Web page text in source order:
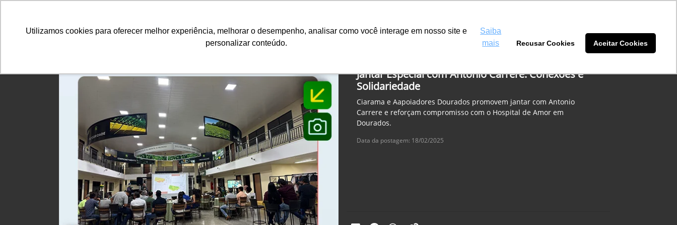
Utilizamos cookies para oferecer melhor experiência, melhorar o desempenho, analisar como você interage em nosso site e
personalizar conteúdo.
Saiba
mais
Recusar Cookies Aceitar Cookies
Seminovos Blog Sobre nós
Jantar Especial com Antonio Carrere: Conexões e
Solidariedade
Ciarama e Aapoiadores Dourados promovem jantar com Antonio
Carrere e reforçam compromisso com o Hospital de Amor em
Dourados.
Data da postagem: 18/02/2025